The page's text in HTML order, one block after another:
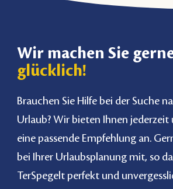
Wir machen Sie
glücklich!
Brauchen Sie Hilfe bei der Suche
Urlaub? Wir bieten Ihnen
eine passende Empfehlung an.
bei Ihrer Urlaubsplanung mit, so
TerSpegelt perfekt und